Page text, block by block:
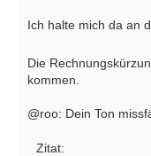
Ich halte mich da an
Die
kommen.
@roo: Dein Ton
Zitat: